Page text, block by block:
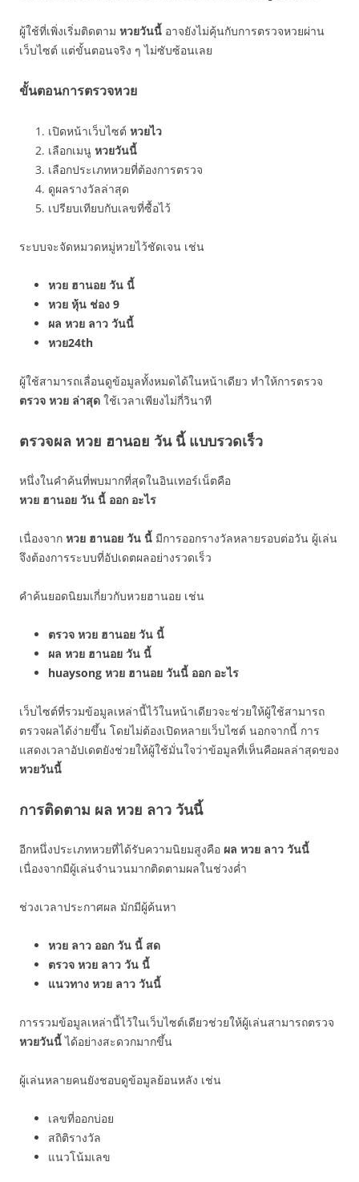
ผู้ใช้ที่เพิ่งเริ่มติดตาม หวยวันนี้ อาจยังไม่คุ้นกับการตรวจหวยผ่าน
เว็บไซต์ แต่ขั้นตอนจริง ๆ ไม่ซับซ้อนเลย
ขั้นตอนการตรวจหวย
เปิดหน้าเว็บไซต์ หวยไว
เลือกเมนู หวยวันนี้
เลือกประเภทหวยที่ต้องการตรวจ
ดูผลรางวัลล่าสุด
เปรียบเทียบกับเลขที่ซื้อไว้
ระบบจะจัดหมวดหมู่หวยไว้ชัดเจน เช่น
หวย ฮานอย วัน นี้
หวย หุ้น ช่อง 9
ผล หวย ลาว วันนี้
หวย24th
ผู้ใช้สามารถเลื่อนดูข้อมูลทั้งหมดได้ในหน้าเดียว ทำให้การตรวจ
ตรวจ หวย ล่าสุด ใช้เวลาเพียงไม่กี่วินาที
ตรวจผล หวย ฮานอย วัน นี้ แบบรวดเร็ว
หนึ่งในคำค้นที่พบมากที่สุดในอินเทอร์เน็ตคือ
หวย ฮานอย วัน นี้ ออก อะไร
เนื่องจาก หวย ฮานอย วัน นี้ มีการออกรางวัลหลายรอบต่อวัน ผู้เล่น
จึงต้องการระบบที่อัปเดตผลอย่างรวดเร็ว
คำค้นยอดนิยมเกี่ยวกับหวยฮานอย เช่น
ตรวจ หวย ฮานอย วัน นี้
ผล หวย ฮานอย วัน นี้
huaysong หวย ฮานอย วันนี้ ออก อะไร
เว็บไซต์ที่รวมข้อมูลเหล่านี้ไว้ในหน้าเดียวจะช่วยให้ผู้ใช้สามารถ
ตรวจผลได้ง่ายขึ้น โดยไม่ต้องเปิดหลายเว็บไซต์ นอกจากนี้ การ
แสดงเวลาอัปเดตยังช่วยให้ผู้ใช้มั่นใจว่าข้อมูลที่เห็นคือผลล่าสุดของ
หวยวันนี้
การติดตาม ผล หวย ลาว วันนี้
อีกหนึ่งประเภทหวยที่ได้รับความนิยมสูงคือ ผล หวย ลาว วันนี้
เนื่องจากมีผู้เล่นจำนวนมากติดตามผลในช่วงค่ำ
ช่วงเวลาประกาศผล มักมีผู้ค้นหา
หวย ลาว ออก วัน นี้ สด
ตรวจ หวย ลาว วัน นี้
แนวทาง หวย ลาว วันนี้
การรวมข้อมูลเหล่านี้ไว้ในเว็บไซต์เดียวช่วยให้ผู้เล่นสามารถตรวจ
หวยวันนี้ได้อย่างสะดวกมากขึ้น
ผู้เล่นหลายคนยังชอบดูข้อมูลย้อนหลัง เช่น
เลขที่ออกบ่อย
สถิติรางวัล
แนวโน้มเลข